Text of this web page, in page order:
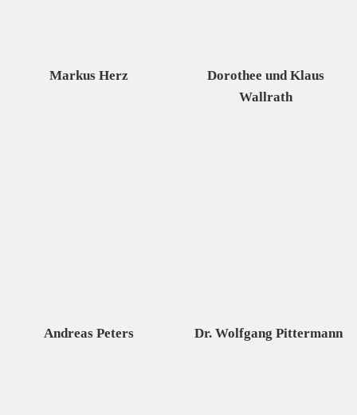
Markus Herz
Dorothee und Klaus
Wallrath
Andreas Peters Dr. Wolfgang Pittermann